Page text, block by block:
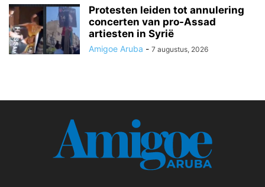
Protesten leiden tot annulering
concerten van pro-Assad
artiesten in Syrië
Amigoe Aruba - 7 augustus, 2026